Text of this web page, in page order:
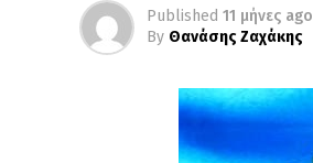
Published 11 μήνες ago
By Θανάσης Ζαχάκης